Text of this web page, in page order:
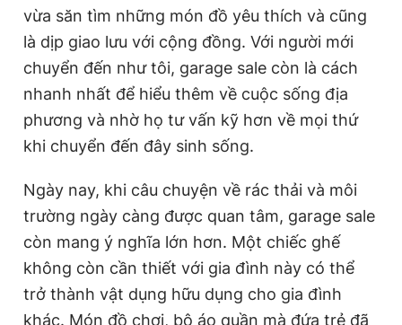
vừa săn tìm những món đồ yêu thích và cũng
là dịp giao lưu với cộng đồng. Với người mới
chuyển đến như tôi, garage sale còn là cách
nhanh nhất để hiểu thêm về cuộc sống địa
phương và nhờ họ tư vấn kỹ hơn về mọi thứ
khi chuyển đến đây sinh sống.
Ngày nay, khi câu chuyện về rác thải và môi
trường ngày càng được quan tâm, garage sale
còn mang ý nghĩa lớn hơn. Một chiếc ghế
không còn cần thiết với gia đình này có thể
trở thành vật dụng hữu dụng cho gia đình
khác. Món đồ chơi, bộ áo quần mà đứa trẻ đã